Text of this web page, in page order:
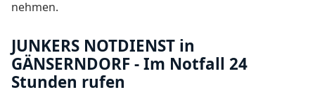
nehmen.
JUNKERS NOTDIENST in
GÄNSERNDORF - Im Notfall 24
Stunden rufen